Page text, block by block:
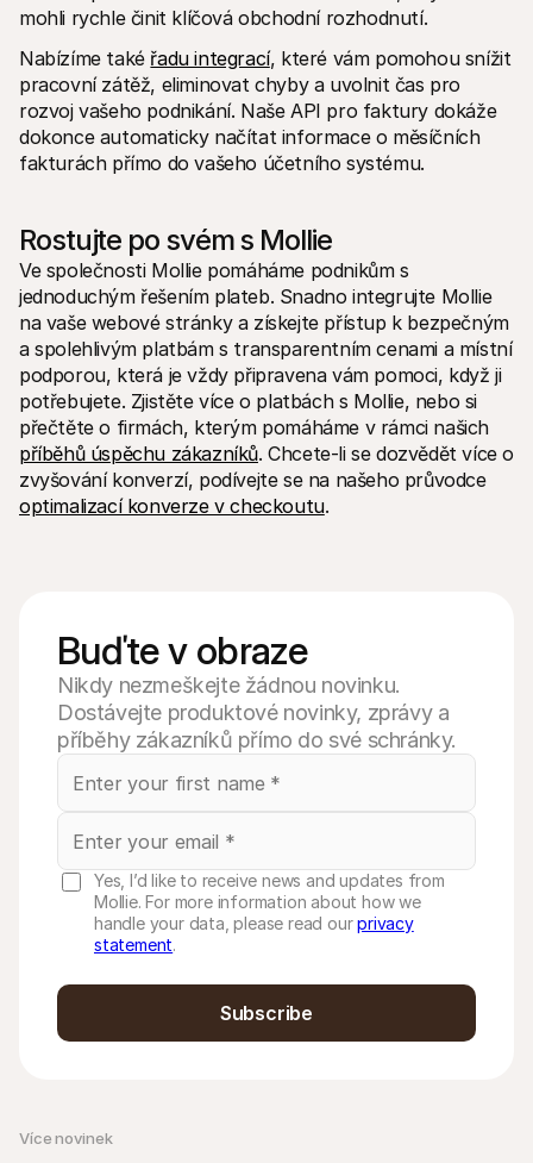
mohli rychle činit klíčová obchodní rozhodnutí.
Nabízíme také řadu integrací, které vám pomohou snížit
pracovní zátěž, eliminovat chyby a uvolnit čas pro
rozvoj vašeho podnikání. Naše API pro faktury dokáže
dokonce automaticky načítat informace o měsíčních
fakturách přímo do vašeho účetního systému.
Rostujte po svém s Mollie
Ve společnosti Mollie pomáháme podnikům s
jednoduchým řešením plateb. Snadno integrujte Mollie
na vaše webové stránky a získejte přístup k bezpečným
a spolehlivým platbám s transparentním cenami a místní
podporou, která je vždy připravena vám pomoci, když ji
potřebujete. Zjistěte více o platbách s Mollie, nebo si
příběhů úspěchu zákazníků. Chcete-li se dozvědět více o
zvyšování konverzí, podívejte se na našeho průvodce
optimalizací konverze v checkoutu.
Více novinek
Buďte v obraze
Nikdy nezmeškejte žádnou novinku.
Dostávejte produktové novinky, zprávy a
příběhy zákazníků přímo do své schránky.
Yes, I’d like to receive news and updates from
Mollie. For more information about how we
handle your data, please read ourprivacy
statement.
Subscribe